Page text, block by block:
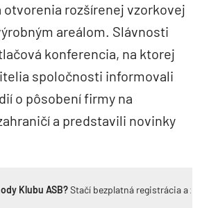
otvorenia rozšírenej vzorkovej
areálom. Slávnosti
konferencia, na ktorej
spoločnosti informovali
o pôsobení firmy na
a predstavili novinky
Klubu ASB?Stačí bezplatná registrácia a